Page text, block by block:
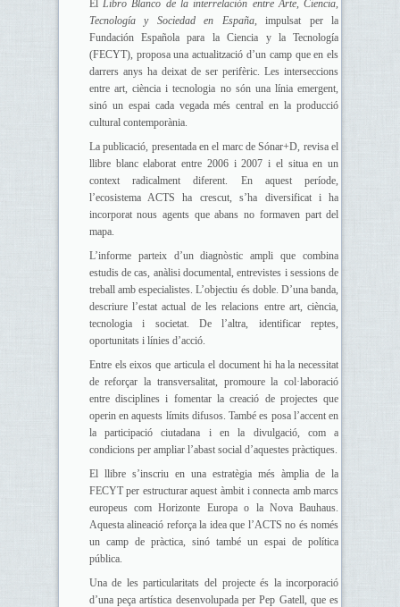
ElLibro Blanco de la interrelación entre Arte, Ciencia,
Tecnología y Sociedad en España, impulsat per la
Fundación Española para la Ciencia y la Tecnología
(FECYT), proposa una actualització d’un camp que en els
darrers anys ha deixat de ser perifèric. Les interseccions
entre art, ciència i tecnologia no són una línia emergent,
sinó un espai cada vegada més central en la producció
cultural contemporània.
La publicació, presentada en el marc de Sónar+D, revisa el
llibre blanc elaborat entre 2006 i 2007 i el situa en un
context radicalment diferent. En aquest període,
l’ecosistema ACTS ha crescut, s’ha diversificat i ha
incorporat nous agents que abans no formaven part del
mapa.
L’informe parteix d’un diagnòstic ampli que combina
estudis de cas, anàlisi documental, entrevistes i sessions de
treball amb especialistes. L’objectiu és doble. D’una banda,
descriure l’estat actual de les relacions entre art, ciència,
tecnologia i societat. De l’altra, identificar reptes,
oportunitats i línies d’acció.
Entre els eixos que articula el document hi ha la necessitat
de reforçar la transversalitat, promoure la col·laboració
entre disciplines i fomentar la creació de projectes que
operin en aquests límits difusos. També es posa l’accent en
la participació ciutadana i en la divulgació, com a
condicions per ampliar l’abast social d’aquestes pràctiques.
El llibre s’inscriu en una estratègia més àmplia de la
FECYT per estructurar aquest àmbit i connecta amb marcs
europeus com Horizonte Europa o la Nova Bauhaus.
Aquesta alineació reforça la idea que l’ACTS no és només
un camp de pràctica, sinó també un espai de política
pública.
Una de les particularitats del projecte és la incorporació
d’una peça artística desenvolupada per Pep Gatell, que es